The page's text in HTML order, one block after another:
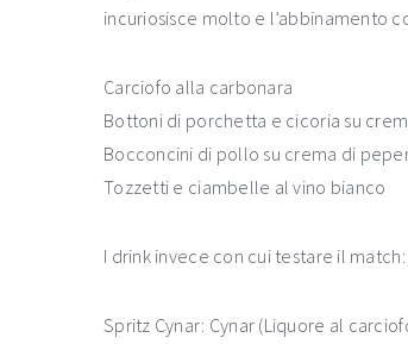
incuriosisce molto e l’abbinamento
Carciofo alla carbonara
Bottoni di porchetta e cicoria su
Bocconcini di pollo su crema di
Tozzetti e ciambelle al vino bianco
I drink invece con cui testare il match:
Spritz Cynar: Cynar (Liquore al